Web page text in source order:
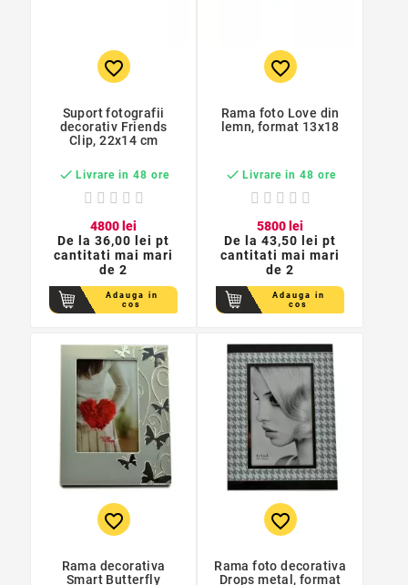
favorite_border
Suport fotografii
decorativ Friends
Clip, 22x14 cm
 Livrare in 48 ore
4800lei
De la36,00 lei pt
cantitati mai mari
de 2
Adauga in
cos
favorite_border
Rama foto Love din
lemn, format 13x18
 Livrare in 48 ore
5800lei
De la43,50 lei pt
cantitati mai mari
de 2
Adauga in
cos
favorite_border
Rama decorativa
Smart Butterfly
favorite_border
Rama foto decorativa
Drops metal, format